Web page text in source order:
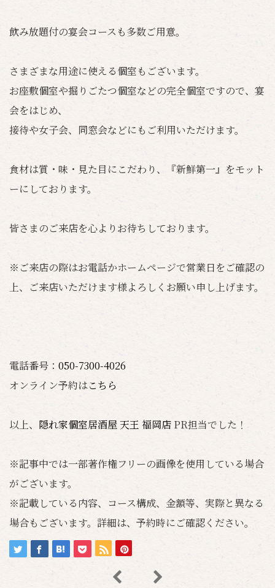
飲み放題付の宴会コースも多数ご用意。
さまざまな用途に使える個室もございます。
お座敷個室や掘りごたつ個室などの完全個室ですので、宴
会をはじめ、
接待や女子会、同窓会などにもご利用いただけます。
食材は質・味・見た目にこだわり、『新鮮第一』をモット
ーにしております。
皆さまのご来店を心よりお待ちしております。
※ご来店の際はお電話かホームページで営業日をご確認の
上、ご来店いただけます様よろしくお願い申し上げます。
電話番号： 050-7300-4026
オンライン予約はこちら
以上、 隠れ家個室居酒屋 天王 福岡店 PR担当でした！
※記事中では一部著作権フリーの画像を使用している場合
がございます。
※記載している内容、コース構成、金額等、実際と異なる
場合もございます。詳細は、予約時にご確認ください。